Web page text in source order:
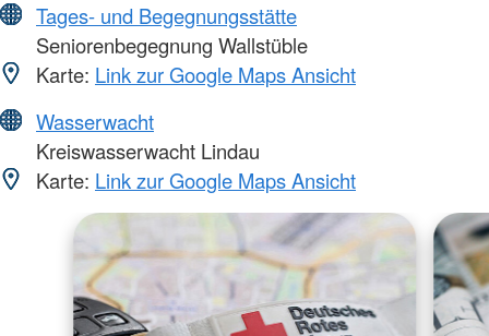
Tages- und Begegnungsstätte
Seniorenbegegnung Wallstüble
Karte: Link zur Google Maps Ansicht
Wasserwacht
Kreiswasserwacht Lindau
Karte: Link zur Google Maps Ansicht